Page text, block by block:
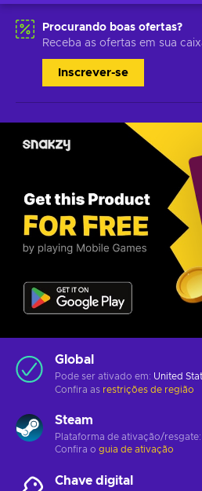
Procurando boas ofertas?
Receba as ofertas em sua
Inscrever-se
Global
Pode ser ativado em: United
Confira as restrições de região
Steam
Plataforma de ativação/resgate:
Confira o guia de ativação
Chave digital